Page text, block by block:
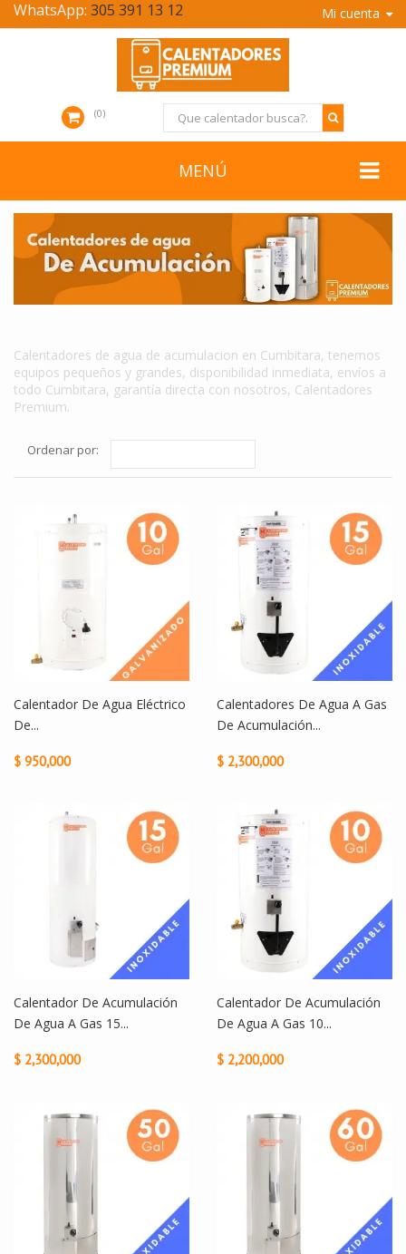
Mi cuenta
WhatsApp: 305 391 13 12
0
MENÚ
Calentadores de agua de acumulacion en Cumbitara, tenemos
equipos pequeños y grandes, disponibilidad inmediata, envíos a
todo Cumbitara, garantía directa con nosotros, Calentadores
Premium.
Ordenar por:
Calentador De Agua Eléctrico
De...
$ 950,000
Calentadores De Agua A Gas
De Acumulación...
$ 2,300,000
Calentador De Acumulación
De Agua A Gas 15...
$ 2,300,000
Calentador De Acumulación
De Agua A Gas 10...
$ 2,200,000